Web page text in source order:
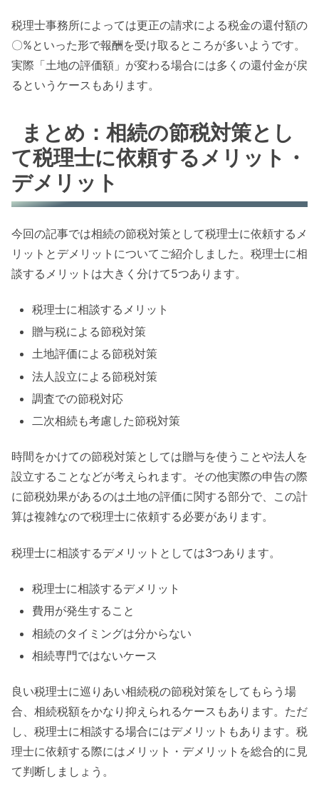
税理士事務所によっては更正の請求による税金の還付額の
〇%といった形で報酬を受け取るところが多いようです。
実際「土地の評価額」が変わる場合には多くの還付金が戻
るというケースもあります。
まとめ：相続の節税対策とし
て税理士に依頼するメリット・
デメリット
今回の記事では相続の節税対策として税理士に依頼するメ
リットとデメリットについてご紹介しました。税理士に相
談するメリットは大きく分けて5つあります。
税理士に相談するメリット
贈与税による節税対策
土地評価による節税対策
法人設立による節税対策
調査での節税対応
二次相続も考慮した節税対策
時間をかけての節税対策としては贈与を使うことや法人を
設立することなどが考えられます。その他実際の申告の際
に節税効果があるのは土地の評価に関する部分で、この計
算は複雑なので税理士に依頼する必要があります。
税理士に相談するデメリットとしては3つあります。
税理士に相談するデメリット
費用が発生すること
相続のタイミングは分からない
相続専門ではないケース
良い税理士に巡りあい相続税の節税対策をしてもらう場
合、相続税額をかなり抑えられるケースもあります。ただ
し、税理士に相談する場合にはデメリットもあります。税
理士に依頼する際にはメリット・デメリットを総合的に見
て判断しましょう。